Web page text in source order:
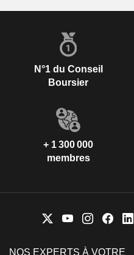
N°1 du Conseil
Boursier
+ 1 300 000
membres
NOS EXPERTS À VOTRE